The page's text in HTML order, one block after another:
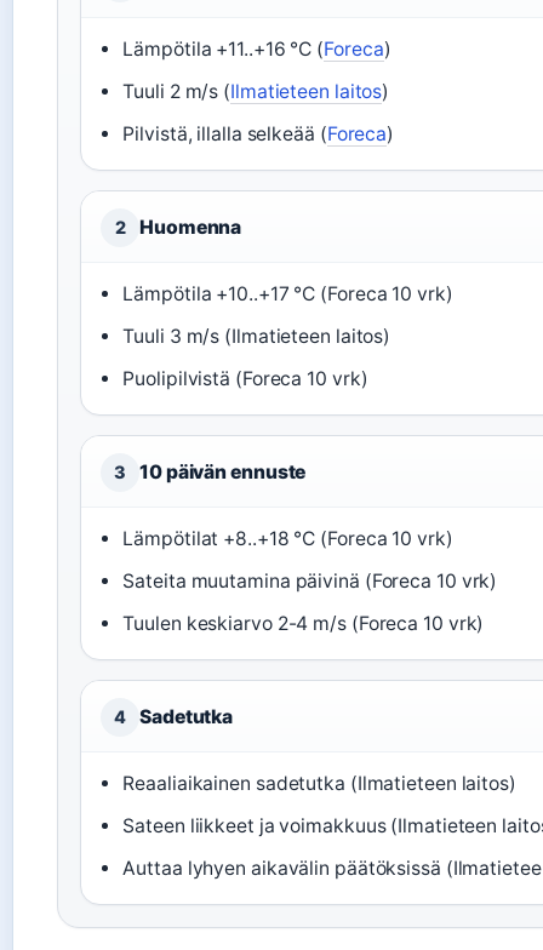
Lämpötila +11..+16 °C (Foreca)
Tuuli 2 m/s (Ilmatieteen laitos)
Pilvistä, illalla selkeää (Foreca)
2 Huomenna
Lämpötila +10..+17 °C (Foreca 10 vrk)
Tuuli 3 m/s (Ilmatieteen laitos)
Puolipilvistä (Foreca 10 vrk)
3 10 päivän ennuste
Lämpötilat +8..+18 °C (Foreca 10 vrk)
Sateita muutamina päivinä (Foreca 10 vrk)
Tuulen keskiarvo 2-4 m/s (Foreca 10 vrk)
4 Sadetutka
Reaaliaikainen sadetutka (Ilmatieteen laitos)
Sateen liikkeet ja voimakkuus (Ilmatieteen
Auttaa lyhyen aikavälin päätöksissä